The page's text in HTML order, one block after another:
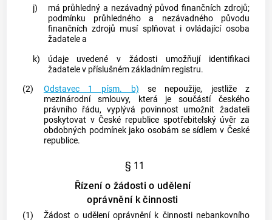
j)
má průhledný a nezávadný původ finančních zdrojů;
podmínku průhledného a nezávadného původu
finančních zdrojů musí splňovat i ovládající osoba
žadatele a
k)
údaje uvedené v žádosti umožňují identifikaci
žadatele v příslušném základním registru.
(2)
Odstavec 1 písm. b) se nepoužije, jestliže z
mezinárodní smlouvy, která je součástí českého
právního řádu, vyplývá povinnost umožnit žadateli
poskytovat v České republice spotřebitelský úvěr za
obdobných podmínek jako osobám se sídlem v České
republice.
§ 11
Řízení o žádosti o udělení
oprávnění k činnosti
(1)
Žádost o udělení oprávnění k činnosti nebankovního